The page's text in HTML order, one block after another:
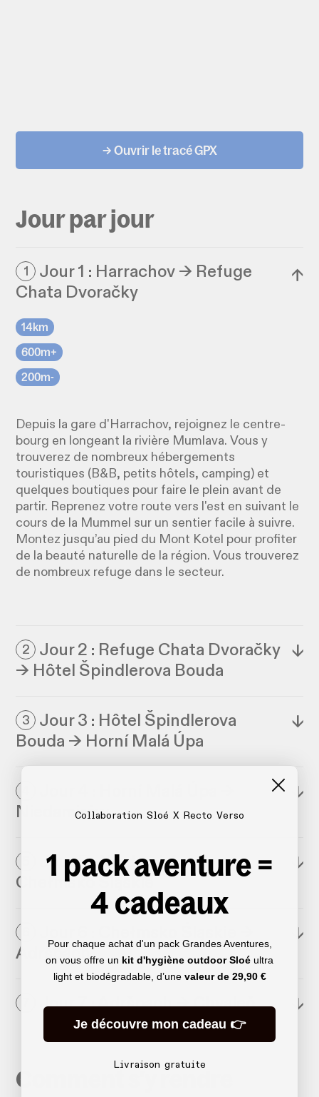
→ Ouvrir le tracé GPX
Jour par jour
1
Jour 1 : Harrachov → Refuge
Chata Dvoračky
↓
14km
600m+
200m-
Depuis la gare d'Harrachov, rejoignez le centre-
bourg en longeant la rivière Mumlava. Vous y
trouverez de nombreux hébergements
touristiques (B&B, petits hôtels, camping) et
quelques boutiques pour faire le plein avant de
partir. Reprenez votre route vers l'est en suivant le
cours de la Mummel sur un sentier facile à suivre.
Montez jusqu’au pied du Mont Kotel pour profiter
de la beauté naturelle de la région. Vous trouverez
de nombreux refuge dans le secteur.
2
Jour 2 : Refuge Chata Dvoračky
→ Hôtel Špindlerova Bouda
↓
3
Jour 3 : Hôtel Špindlerova
Bouda → Horní Malá Úpa
↓
Niedamirów
↓
Jour 5 : Niedamirów →
Chełmsko Śląskie
↓
Adršpach
↓
Jour 7 : Adršpach → Chvaleč ↓
Comment s'y rendre
Collaboration Sloé X Recto Verso
1 pack aventure =
4 cadeaux
Pour chaque achat d'un pack Grandes Aventures,
on vous offre un kit d'hygiène outdoor Sloé ultra
light et biodégradable, d’une valeur de 29,90 €
Je découvre mon cadeau 👉
Livraison gratuite